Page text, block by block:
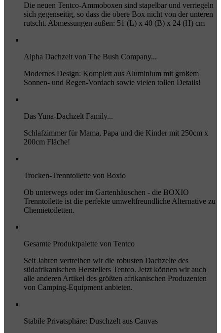
Die neuen Tentco-Ammoboxen sind stapelbar und verriegeln
sich gegenseitig, so dass die obere Box nicht von der unteren
rutscht. Abmessungen außen: 51 (L) x 40 (B) x 24 (H) cm
Alpha Dachzelt von The Bush Company...
Modernes Design: Komplett aus Aluminium mit großem
Sonnen- und Regen-Vordach sowie vielen tollen Details!
Das Yuna-Dachzelt Family...
Schlafzimmer für Mama, Papa und die Kinder mit 250cm x
200cm Fläche!
Trocken-Trenntoilette von Boxio
Ob unterwegs oder im Gartenhäuschen - die BOXIO
Trenntoilette ist die perfekte umweltfreundliche Alternative zu
Chemietoiletten.
Gesamte Produktpalette von Tentco
Seit Jahren vertreiben wir die robusten Dachzelte des
südafrikanischen Herstellers Tentco. Jetzt können wir auch
alle anderen Artikel des größten afrikanischen Produzenten
von Camping-Equipment anbieten.
Stabile Privatsphäre: Duschzelt aus Canvas